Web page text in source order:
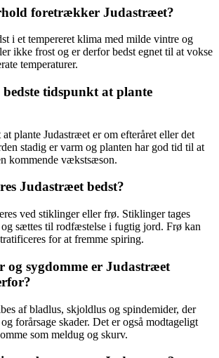
foretrækker Judastræet?
i et tempereret klima med milde vintre og
ikke frost og er derfor bedst egnet til at vokse
temperaturer.
tidspunkt at plante
plante Judastræet er om efteråret eller det
stadig er varm og planten har god tid til at
kommende vækstsæson.
Judastræet bedst?
ved stiklinger eller frø. Stiklinger tages
og sættes til rodfæstelse i fugtig jord. Frø kan
for at fremme spiring.
og sygdomme er Judastræet
af bladlus, skjoldlus og spindemider, der
forårsage skader. Det er også modtageligt
som meldug og skurv.